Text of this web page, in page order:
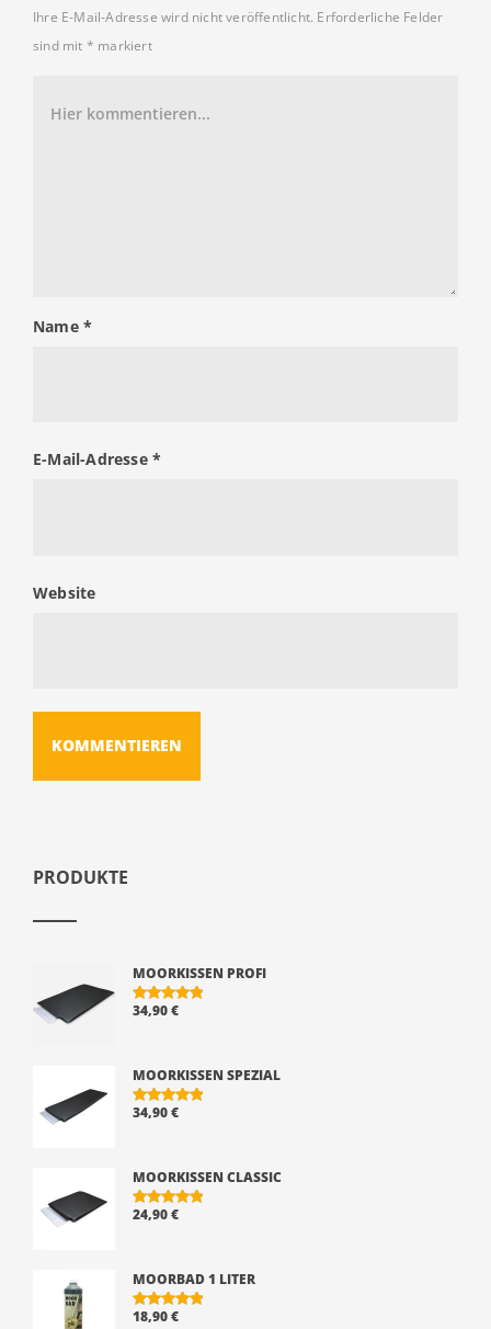
Ihre E-Mail-Adresse wird nicht veröffentlicht. Erforderliche Felder
sind mit * markiert
Name *
E-Mail-Adresse *
Website
PRODUKTE
MOORKISSEN PROFI
BEWERTE
34,90€
MOORKISSEN SPEZIAL
BEWERTE
34,90€
MOORKISSEN CLASSIC
BEWERTE
24,90€
MOORBAD 1 LITER
BEWERTE
18,90€